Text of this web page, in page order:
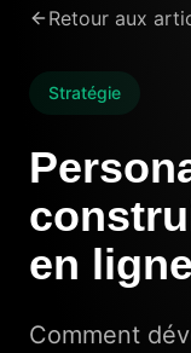
Retour aux
Stratégie
en ligne
Comment